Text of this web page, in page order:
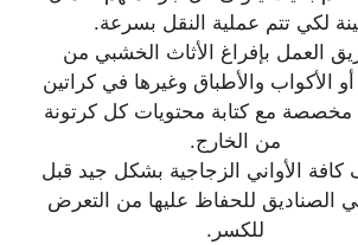
لكي تتم عملية النقل بسرعة.
العمل بإفراغ الأثاث الخشبي من
الأكواب والأطباق وغيرها في كراتين
مخصصة مع كتابة محتويات كل كرتونة
من الخارج.
كافة الأواني الزجاجية بشكل جيد قبل
الصناديق للحفاظ عليها من التعرض
للكسر.